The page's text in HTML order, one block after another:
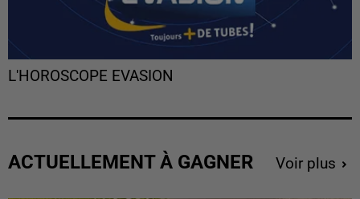
L'HOROSCOPE EVASION
ACTUELLEMENT À GAGNER Voir plus